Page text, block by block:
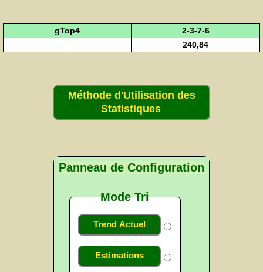
gTop4
2-3-7-6
240,84
Méthode d'Utilisation des
Statistiques
Panneau de Configuration
Mode Tri
Trend Actuel
Estimations